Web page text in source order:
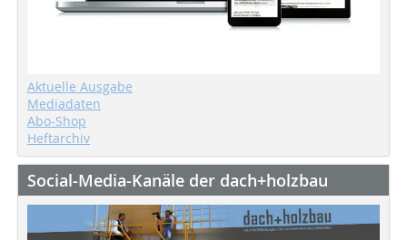
Aktuelle Ausgabe
Mediadaten
Abo-Shop
Heftarchiv
Social-Media-Kanäle der dach+holzbau